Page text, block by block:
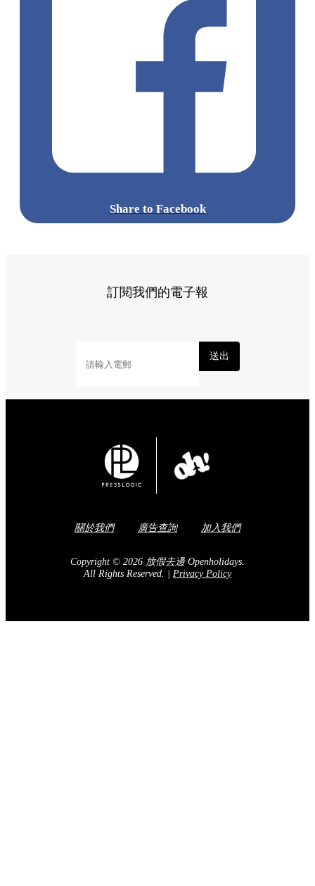
Share to Facebook
訂閱我們的電子報
送出
關於我們 廣告查詢 加入我們
Copyright © 2026 放假去邊 Openholidays.
All Rights Reserved.
Privacy Policy